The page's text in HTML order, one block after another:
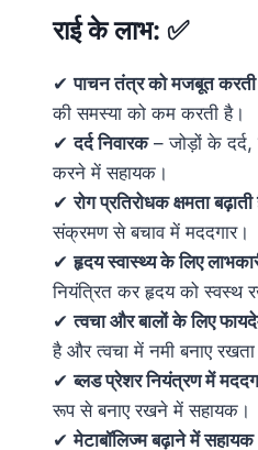
राई के लाभ: ✅
✔पाचन तंत्र को मजबूत
की समस्या को कम करती है।
✔दर्द निवारक– जोड़ों के
करने में सहायक।
✔रोग प्रतिरोधक क्षमता बढ़ाती
संक्रमण से बचाव में मददगार।
✔हृदय स्वास्थ्य के लिए
नियंत्रित कर हृदय को स्वस्थ
✔त्वचा और बालों के लिए
है और त्वचा में नमी बनाए
✔ब्लड प्रेशर नियंत्रण में
रूप से बनाए रखने में सहायक।
✔मेटाबॉलिज्म बढ़ाने में सहायक